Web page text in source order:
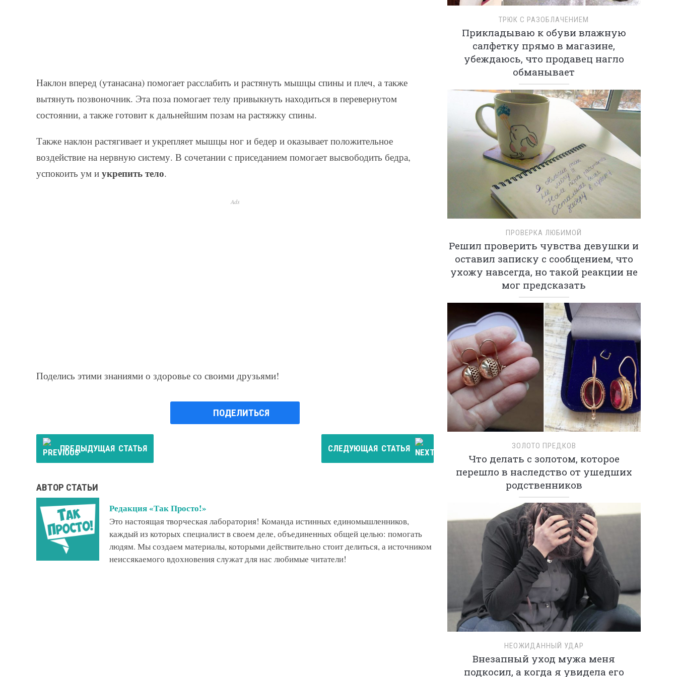
Наклон вперед (утанасана) помогает расслабить и растянуть мышцы спины и плеч, а также
вытянуть позвоночник. Эта поза помогает телу привыкнуть находиться в перевернутом
состоянии, а также готовит к дальнейшим позам на растяжку спины.
Также наклон растягивает и укрепляет мышцы ног и бедер и оказывает положительное
воздействие на нервную систему. В сочетании с приседанием помогает высвободить бедра,
успокоить ум и укрепить тело.
Ads
Поделись этими знаниями о здоровье со своими друзьями!
ПОДЕЛИТЬСЯ
ПРЕДЫДУЩАЯ СТАТЬЯ СЛЕДУЮЩАЯ СТАТЬЯ
АВТОР СТАТЬИ
Редакция «Так Просто!»
Это настоящая творческая лаборатория! Команда истинных единомышленников,
каждый из которых специалист в своем деле, объединенных общей целью: помогать
людям. Мы создаем материалы, которыми действительно стоит делиться, а источником
неиссякаемого вдохновения служат для нас любимые читатели!
ТРЮК С РАЗОБЛАЧЕНИЕМ
Прикладываю к обуви влажную
салфетку прямо в магазине,
убеждаюсь, что продавец нагло
обманывает
ПРОВЕРКА ЛЮБИМОЙ
Решил проверить чувства девушки и
оставил записку с сообщением, что
ухожу навсегда, но такой реакции не
мог предсказать
ЗОЛОТО ПРЕДКОВ
Что делать с золотом, которое
перешло в наследство от ушедших
родственников
НЕОЖИДАННЫЙ УДАР
Внезапный уход мужа меня
подкосил, а когда я увидела его